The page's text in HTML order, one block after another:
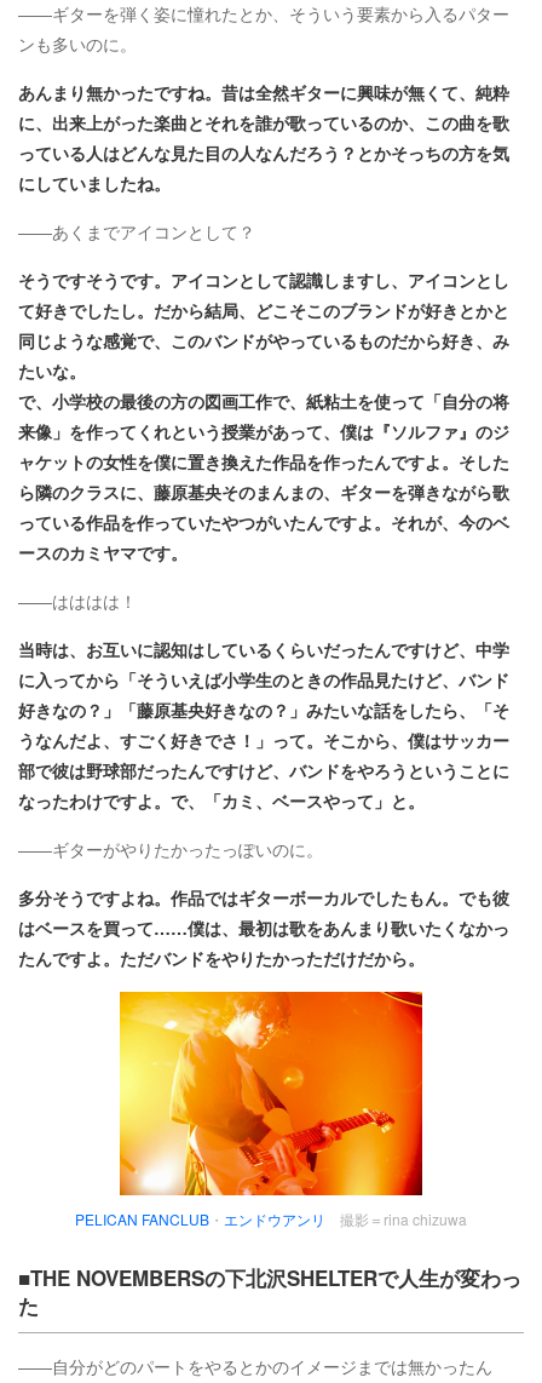
――ギターを弾く姿に憧れたとか、そういう要素から入るパター
ンも多いのに。
あんまり無かったですね。昔は全然ギターに興味が無くて、純粋
に、出来上がった楽曲とそれを誰が歌っているのか、この曲を歌
っている人はどんな見た目の人なんだろう？とかそっちの方を気
にしていましたね。
――あくまでアイコンとして？
そうですそうです。アイコンとして認識しますし、アイコンとし
て好きでしたし。だから結局、どこそこのブランドが好きとかと
同じような感覚で、このバンドがやっているものだから好き、み
たいな。
で、小学校の最後の方の図画工作で、紙粘土を使って「自分の将
来像」を作ってくれという授業があって、僕は『ソルファ』のジ
ャケットの女性を僕に置き換えた作品を作ったんですよ。そした
ら隣のクラスに、藤原基央そのまんまの、ギターを弾きながら歌
っている作品を作っていたやつがいたんですよ。それが、今のベ
ースのカミヤマです。
――はははは！
当時は、お互いに認知はしているくらいだったんですけど、中学
に入ってから「そういえば小学生のときの作品見たけど、バンド
好きなの？」「藤原基央好きなの？」みたいな話をしたら、「そ
うなんだよ、すごく好きでさ！」って。そこから、僕はサッカー
部で彼は野球部だったんですけど、バンドをやろうということに
なったわけですよ。で、「カミ、ベースやって」と。
――ギターがやりたかったっぽいのに。
多分そうですよね。作品ではギターボーカルでしたもん。でも彼
はベースを買って……僕は、最初は歌をあんまり歌いたくなかっ
たんですよ。ただバンドをやりたかっただけだから。
PELICAN FANCLUB ・ エンドウアンリ 撮影＝rina chizuwa
■THE NOVEMBERSの下北沢SHELTERで人生が変わっ
た
――自分がどのパートをやるとかのイメージまでは無かったん